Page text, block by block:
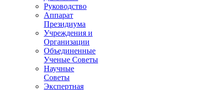
Руководство
Аппарат
Президиума
Учреждения и
Организации
Объединенные
Ученые Советы
Научные
Советы
Экспертная